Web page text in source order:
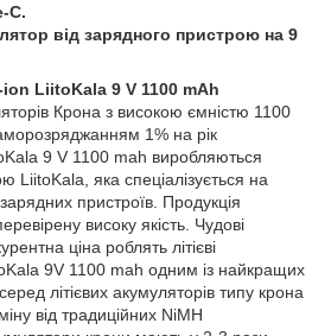
C.
від зарядного пристрою на 9
LiitoKala 9 V 1100 mAh
Крона з високою ємністю 1100
1% на рік
9 V 1100 mah виробляються
яка спеціалізується на
пристроїв. Продукція
високу якість. Чудові
ціна роблять літієві
9V 1100 mah одним із найкращих
літієвих акумуляторів типу крона
від традиційних NiMH